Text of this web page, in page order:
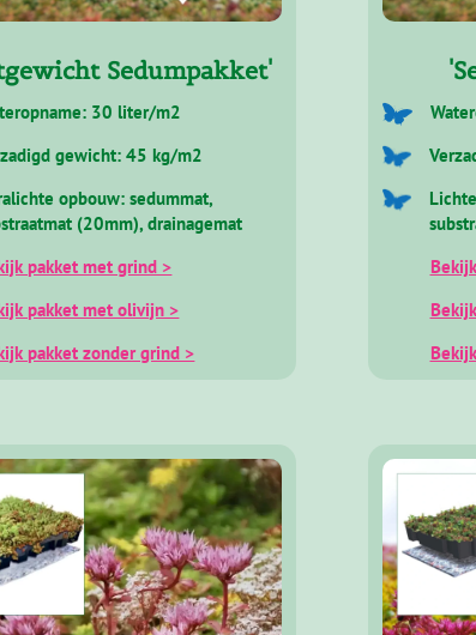
Sedumpakket'
30 liter/m2
gewicht: 45 kg/m2
opbouw: sedummat,
(20mm), drainagemat
pakket met grind >
pakket met olivijn >
pakket zonder grind >